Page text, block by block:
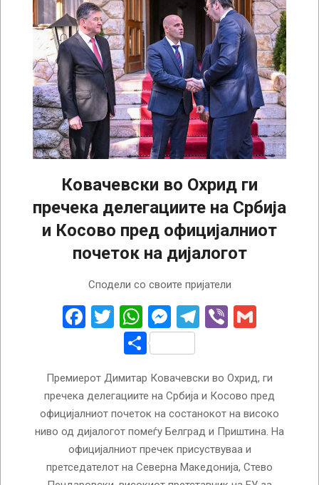
Ковачевски во Охрид ги
пречека делегациите на Србија
и Косово пред официјалниот
почеток на дијалогот
Сподели со своите пријатели
Facebook
Twitter
WhatsApp
Messenger
Telegram
Viber
Share
Премиерот Димитар Ковачевски во Охрид, ги
пречека делегациите на Србија и Косово пред
официјалниот почеток на состанокот на високо
ниво од дијалогот помеѓу Белград и Приштина. На
официјалниот пречек присуствуваа и
претседателот на Северна Македонија, Стево